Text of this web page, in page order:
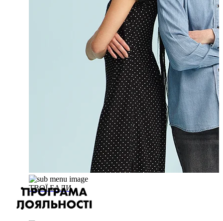
ТВОЇ БАЛИ